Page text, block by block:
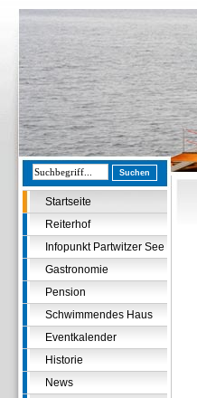
Startseite
Reiterhof
Infopunkt Partwitzer See
Gastronomie
Pension
Schwimmendes Haus
Eventkalender
Historie
News